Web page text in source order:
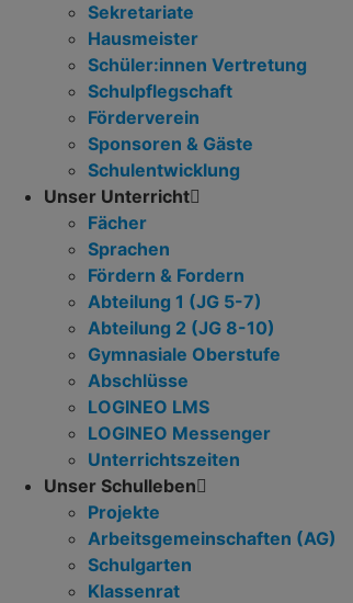
Sekretariate
Hausmeister
Schüler:innen Vertretung
Schulpflegschaft
Förderverein
Sponsoren & Gäste
Schulentwicklung
Unser Unterricht
Fächer
Sprachen
Fördern & Fordern
Abteilung 1 (JG 5-7)
Abteilung 2 (JG 8-10)
Gymnasiale Oberstufe
Abschlüsse
LOGINEO LMS
LOGINEO Messenger
Unterrichtszeiten
Unser Schulleben
Projekte
Arbeitsgemeinschaften (AG)
Schulgarten
Klassenrat